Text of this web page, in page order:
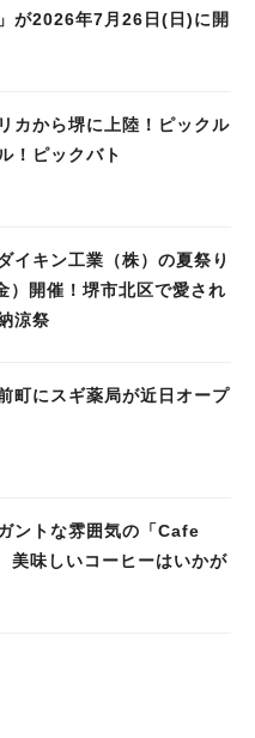
が2026年7月26日(日)に開
カから堺に上陸！ピックル
！ピックバト
イキン工業（株）の夏祭り
）開催！堺市北区で愛され
涼祭
町にスギ薬局が近日オープ
ントな雰囲気の「Cafe